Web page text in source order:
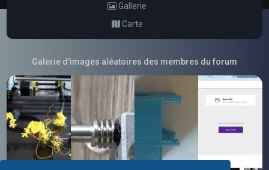
Gallerie
Carte
Galerie d'images aléatoires des membres du forum